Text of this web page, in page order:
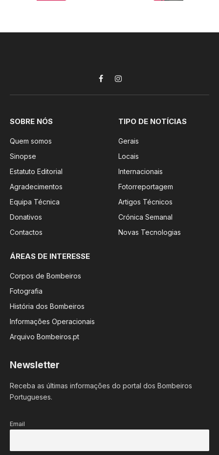
FacebookInstagram
SOBRE NÓS
Quem somos
Sinopse
Estatuto Editorial
Agradecimentos
Equipa Técnica
Donativos
Contactos
TIPO DE NOTÍCIAS
Gerais
Locais
Internacionais
Fotorreportagem
Artigos Técnicos
Crónica Semanal
Novas Tecnologias
ÁREAS DE INTERESSE
Corpos de Bombeiros
Fotografia
História dos Bombeiros
Informações Operacionais
Arquivo Bombeiros.pt
Newsletter
Receba as últimas informações do portal dos Bombeiros
Portugueses.
Email